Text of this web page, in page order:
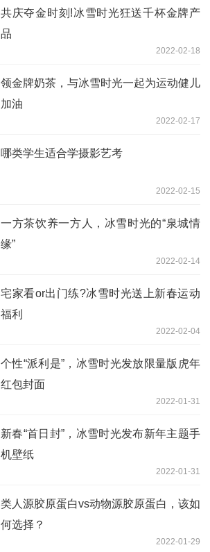
共庆夺金时刻!冰雪时光狂送千杯金牌产
品
2022-02-18
领金牌奶茶，与冰雪时光一起为运动健儿
加油
2022-02-17
哪类学生适合学摄影艺考
2022-02-15
一方茶饮养一方人，冰雪时光的“泉城情
缘”
2022-02-14
宅家看or出门练?冰雪时光送上新春运动
福利
2022-02-04
个性“派利是”，冰雪时光发放限量版虎年
红包封面
2022-01-31
新春“首日封”，冰雪时光发布新年主题手
机壁纸
2022-01-31
类人源胶原蛋白vs动物源胶原蛋白，该如
何选择？
2022-01-29